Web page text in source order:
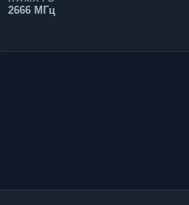
2666 МГц